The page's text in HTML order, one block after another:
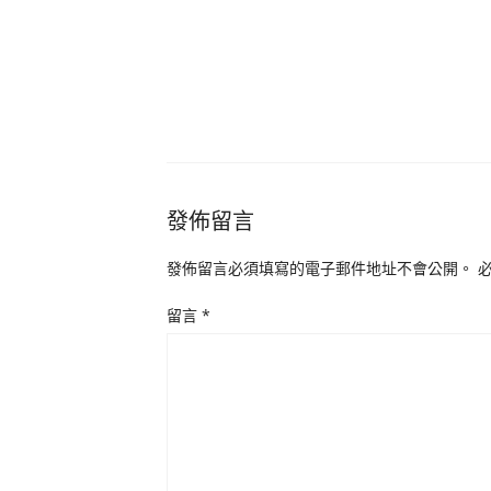
發佈留言
發佈留言必須填寫的電子郵件地址不會公開。
留言 *